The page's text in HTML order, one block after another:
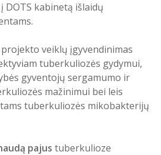
DOTS kabinetą išlaidų
projekto veiklų įgyvendinimas
tuberkuliozės gydymui,
gyventojų sergamumo ir
mažinimui bei leis
tuberkuliozės mikobakterijų
pajus tuberkulioze